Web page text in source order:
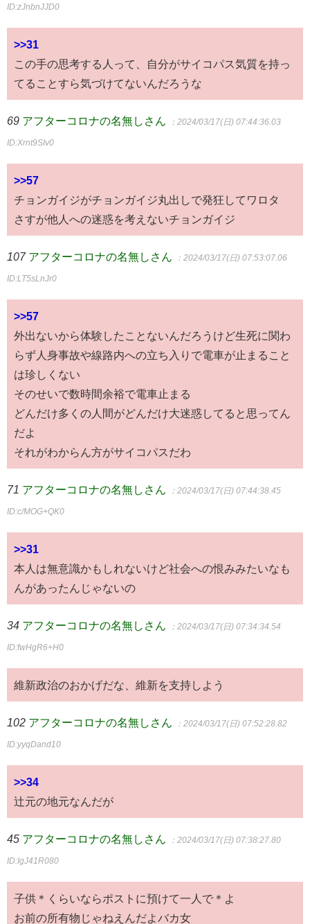
ID:zJnbnJJD0
>>31
この手の思考する人って、自分がサイコパス気質を持っ
てることすら気づけてないんだろうな
69 アフターコロナの名無しさん ：2024/03/17(日) 07:44:36.03
ID:Xrnt9SIv0
>>57
チョンガイジがチョンガイジ丸出しで発狂してワロタ
さすが他人への迷惑を考えないチョンガイジ
107 アフターコロナの名無しさん ：2024/03/17(日) 07:53:07.06
ID:LT5sLnJr0
>>57
外出ないから体験したことないんだろうけど生死に関わ
らず人身事故や線路内への立ち入りで電車が止まること
は珍しくない
そのせいで数時間余裕で電車止まる
どんだけ多くの人間がどんだけ大迷惑してると思ってん
だよ
それがわからん方がサイコパスだわ
71 アフターコロナの名無しさん ：2024/03/17(日) 07:44:38.45
ID:c/MOG+QK0
>>31
本人は無意識かもしれないけど社会への恨みみたいなも
んがあったんじゃないの
34 アフターコロナの名無しさん ：2024/03/17(日) 07:34:34.54
ID:fwHgR6+H0
維新政治のおかげだな、維新を支持しよう
102 アフターコロナの名無しさん ：2024/03/17(日) 07:52:28.82
ID:yyqDand10
>>34
辻元の地元なんだが
45 アフターコロナの名無しさん ：2024/03/17(日) 07:38:27.80
ID:IgJ41R080
子供＊くらいならポストに預けて一人で＊よ
お前の所有物じゃねえんだよバカ女